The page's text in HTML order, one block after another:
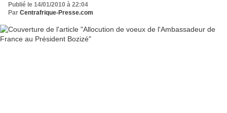
Publié le 14/01/2010 à 22:04
Par Centrafrique-Presse.com